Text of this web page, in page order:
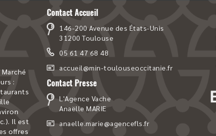
:
Il est
offres
Contact Accueil
146-200 Avenue des États-Unis
31200 Toulouse
05 61 47 68 48
accueil@min-toulouseoccitanie.fr
Contact Presse
L'Agence Vache
Anaëlle MARIE
anaelle.marie@agencefls.fr